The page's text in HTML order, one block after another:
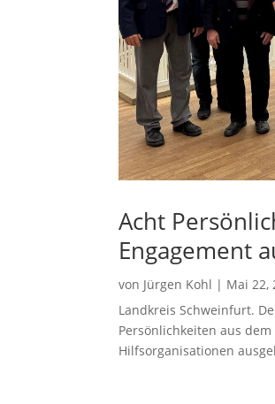
Acht
Engagement
von Jürgen Kohl | Mai 22,
Landkreis Schweinfurt.
Persönlichkeiten aus
Hilfsorganisationen